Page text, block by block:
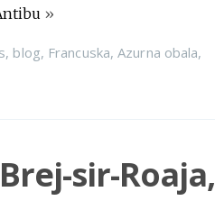
»
, blog, Francuska,Azurna obala,
sir-Roaja,